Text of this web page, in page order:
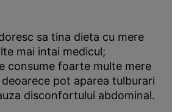
sa tina dieta cu mere
mai intai medicul;
consume foarte multe mere
pot aparea tulburari
disconfortului abdominal.